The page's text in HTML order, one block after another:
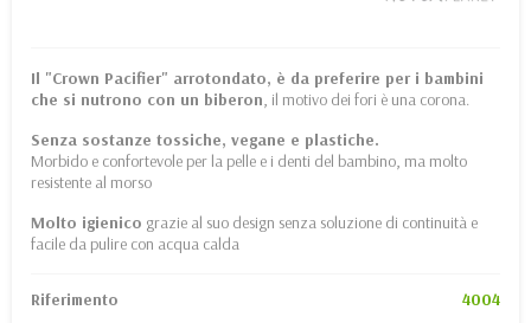
Il "Crown Pacifier" arrotondato, è da preferire per i bambini
che si nutrono con un biberon, il motivo dei fori è una corona.
Senza sostanze tossiche, vegane e plastiche.
Morbido e confortevole per la pelle e i denti del bambino, ma molto
resistente al morso
Molto igienico grazie al suo design senza soluzione di continuità e
facile da pulire con acqua calda
Riferimento 4004